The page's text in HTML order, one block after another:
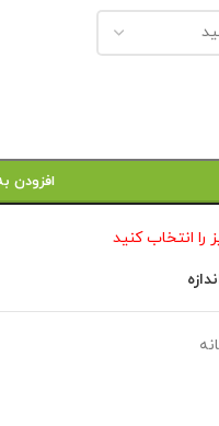
افزودن
را انتخاب کنید